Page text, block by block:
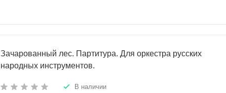
Зачарованный лес. Партитура. Для оркестра русских
народных инструментов.
В наличии